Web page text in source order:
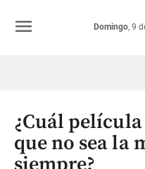
Colombia
Domingo, 9
menu
¿Cuál
que no sea la